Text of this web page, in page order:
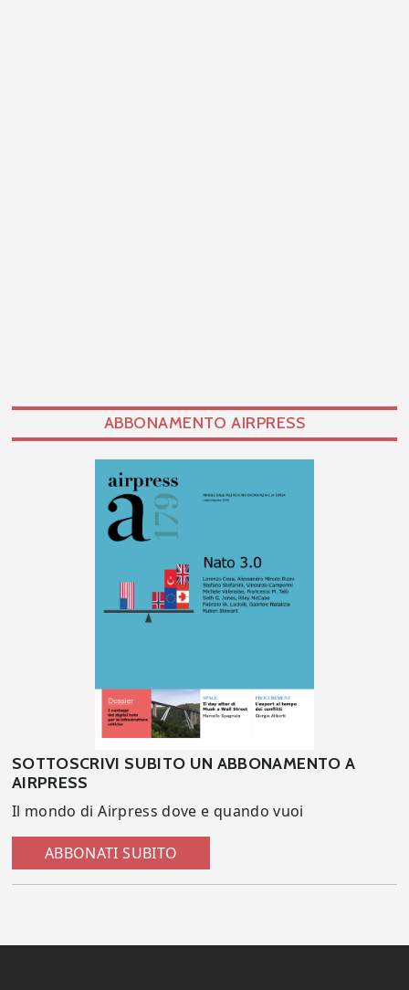
ABBONAMENTO AIRPRESS
SOTTOSCRIVI SUBITO UN ABBONAMENTO A
AIRPRESS
Il mondo di Airpress dove e quando vuoi
ABBONATI SUBITO